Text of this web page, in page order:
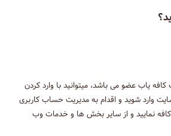
یاب عضو می باشد، میتوانید با وارد کردن
وارد شوید و اقدام به مدیریت حساب کاربری
نمایید و از سایر بخش ها و خدمات وب